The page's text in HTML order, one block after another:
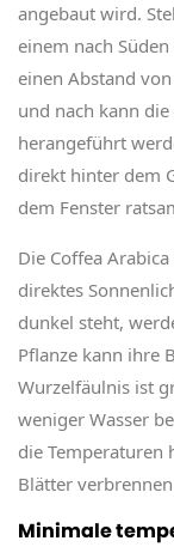
angebaut wird.
einem nach
einen Abstand
und nach kann
herangeführt
direkt hinter dem
dem Fenster
Die Coffea
direktes
dunkel steht,
Pflanze kann ihre
Wurzelfäulnis ist
weniger Wasser
die Temperaturen
Blätter
Minimale